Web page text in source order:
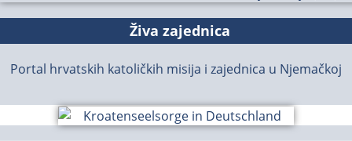
Živa zajednica
Portal hrvatskih katoličkih misija i zajednica u Njemačkoj